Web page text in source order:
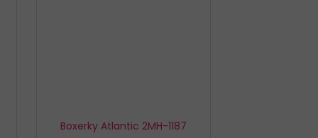
Boxerky Atlantic 2MH-1187